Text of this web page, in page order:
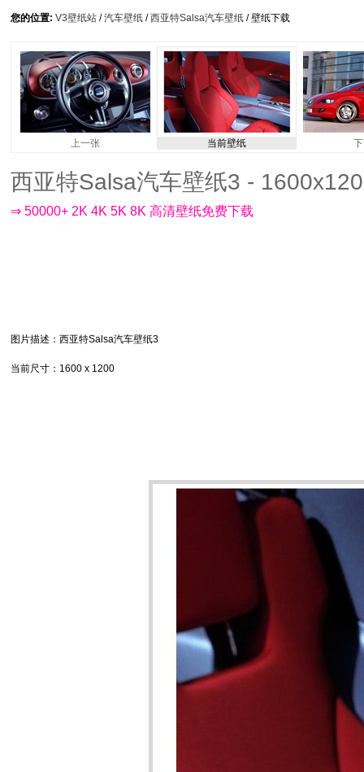
您的位置: V3壁纸站 /汽车壁纸 /西亚特Salsa汽车壁纸 / 壁纸下载
上一张 当前壁纸
西亚特Salsa汽车壁纸3 -
⇒ 50000+ 2K 4K 5K 8K 高清壁纸免费下载
图片描述 ：西亚特Salsa汽车壁纸3
当前尺寸 ：1600 x 1200